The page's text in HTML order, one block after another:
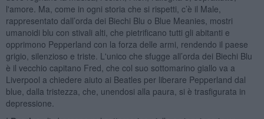
l'amore. Ma, come in ogni storia che si rispetti, c’è il Male,
rappresentato dall’orda dei Biechi Blu o Blue Meanies, mostri
umanoidi blu con stivali alti, che pietrificano tutti gli abitanti e
opprimono Pepperland con la forza delle armi, rendendo il paese
grigio, silenzioso e triste. L'unico che sfugge all’orda dei Biechi Blu
è il vecchio capitano Fred, che col suo sottomarino giallo va a
Liverpool a chiedere aiuto ai Beatles per liberare Pepperland dal
blue, dalla tristezza, che, unendosi alla paura, si è trasfigurata in
depressione.